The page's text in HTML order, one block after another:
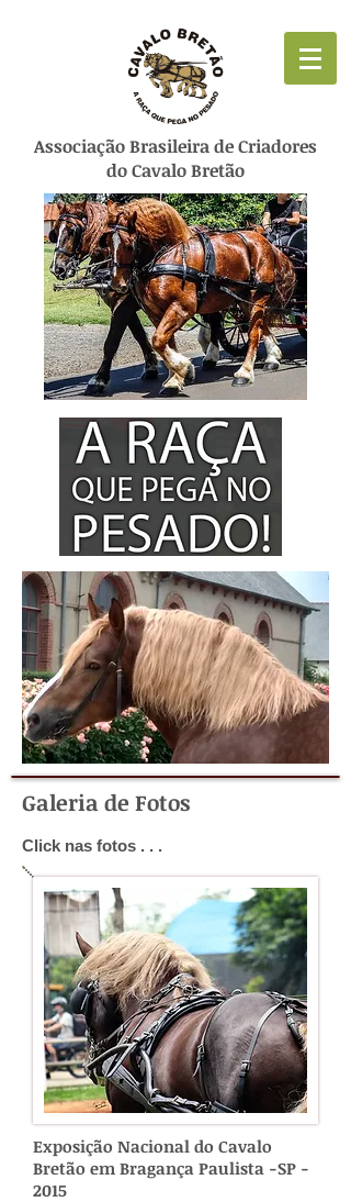
Associação Brasileira de Criadores
do Cavalo Bretão
Galeria de Fotos
Click nas fotos . . .
Exposição Nacional do Cavalo
Bretão em Bragança Paulista -SP -
2015